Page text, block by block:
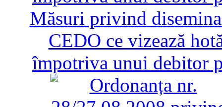
Măsuri privind
CEDO ce vizează
împotriva unui debitor